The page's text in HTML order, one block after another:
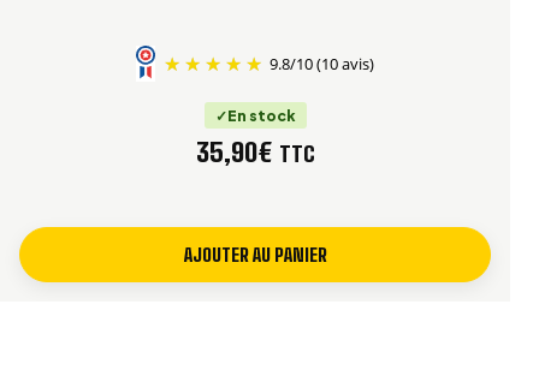
9.8/10(10 avis)
En stock
35,90€ TTC
AJOUTER AU PANIER